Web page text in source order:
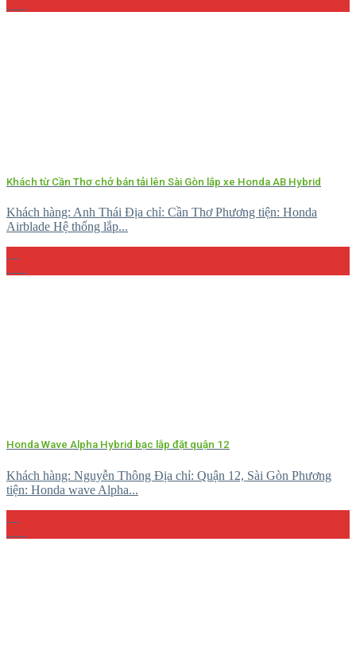
Khách từ Cần Thơ chở bán tải lên Sài Gòn lắp xe Honda AB Hybrid
Khách hàng: Anh Thái Địa chỉ: Cần Thơ Phương tiện: Honda
Airblade Hệ thống lắp...
Honda Wave Alpha Hybrid bạc lắp đặt quận 12
Khách hàng: Nguyễn Thông Địa chỉ: Quận 12, Sài Gòn Phương
tiện: Honda wave Alpha...